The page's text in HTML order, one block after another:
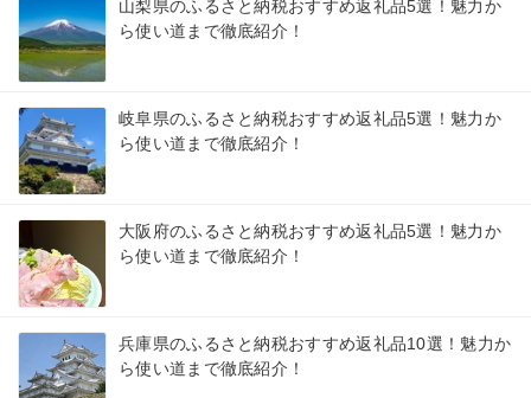
山梨県のふるさと納税おすすめ返礼品5選！魅力か
ら使い道まで徹底紹介！
岐阜県のふるさと納税おすすめ返礼品5選！魅力か
ら使い道まで徹底紹介！
大阪府のふるさと納税おすすめ返礼品5選！魅力か
ら使い道まで徹底紹介！
兵庫県のふるさと納税おすすめ返礼品10選！魅力か
ら使い道まで徹底紹介！